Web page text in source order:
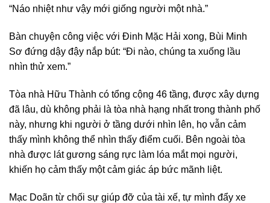
“Náo nhiệt như vậy mới giống người một nhà.”
Bàn chuyện công việc với Đinh Mặc Hải xong, Bùi Minh
Sơ đứng dậy đậy nắp bút: “Đi nào, chúng ta xuống lầu
nhìn thử xem.”
Tòa nhà Hữu Thành có tổng cộng 46 tầng, được xây dựng
đã lâu, dù không phải là tòa nhà hạng nhất trong thành phố
này, nhưng khi người ở tầng dưới nhìn lên, họ vẫn cảm
thấy mình không thể nhìn thấy điểm cuối. Bên ngoài tòa
nhà được lát gương sáng rực làm lóa mắt mọi người,
khiến họ cảm thấy một cảm giác áp bức mãnh liệt.
Mạc Doãn từ chối sự giúp đỡ của tài xế, tự mình đẩy xe